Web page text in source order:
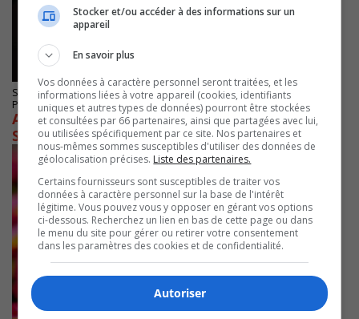
SAINT-HUBERT
Publié le 7 septembre 2024 à 06h01
Avis d’ébullition en cours pour un secteur de
Saint-Hubert
Stocker et/ou accéder à des informations sur un
appareil
En savoir plus
Vos données à caractère personnel seront traitées, et les
informations liées à votre appareil (cookies, identifiants
uniques et autres types de données) pourront être stockées
et consultées par 66 partenaires, ainsi que partagées avec lui,
ou utilisées spécifiquement par ce site. Nos partenaires et
nous-mêmes sommes susceptibles d'utiliser des données de
géolocalisation précises. Liste des partenaires.
Certains fournisseurs sont susceptibles de traiter vos
données à caractère personnel sur la base de l'intérêt
légitime. Vous pouvez vous y opposer en gérant vos options
ci-dessous. Recherchez un lien en bas de cette page ou dans
le menu du site pour gérer ou retirer votre consentement
dans les paramètres des cookies et de confidentialité.
Autoriser